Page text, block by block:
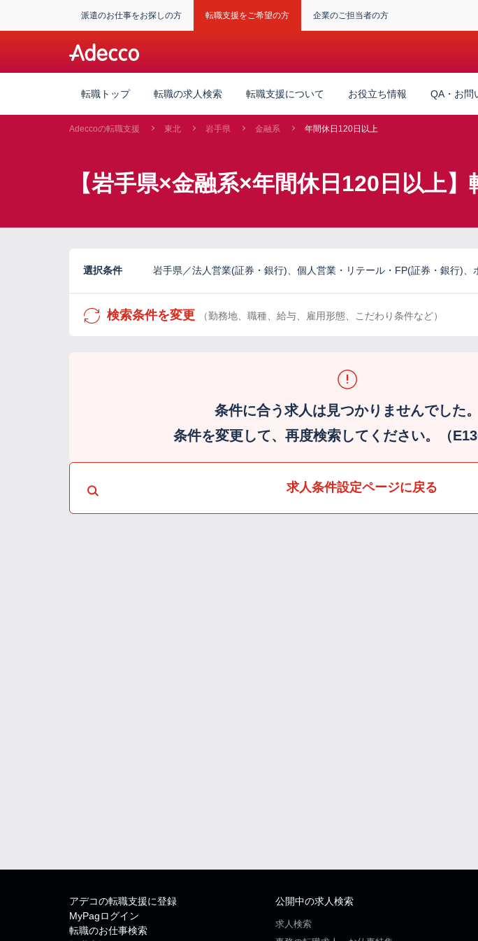
派遣のお仕事をお探しの方 転職支援をご希望の方 企業のご担当者の方
転職トップ 転職の求人検索 転職支援について お役立ち情報 QA・お問
Adeccoの転職支援 東北 岩手県 金融系 年間休日120日以上
【岩手県×金融系×年間休日120日以上
選択条件 岩手県／法人営業(証券・銀行)、個人営業・リテール・FP(証券・銀行)
検索条件を変更 （勤務地、職種、給与、雇用形態、こだわり条件など）
条件に合う求人は見つかりませんでした。
条件を変更して、再度検索してください。（
求人条件設定ページに戻る
アデコの転職支援に登録
MyPagログイン
転職のお仕事検索
公開中の求人検索
求人検索